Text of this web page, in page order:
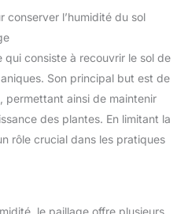
conserver l’humidité du sol
consiste à recouvrir le sol de
Son principal but est de
permettant ainsi de maintenir
des plantes. En limitant la
rôle crucial dans les pratiques
le paillage offre plusieurs